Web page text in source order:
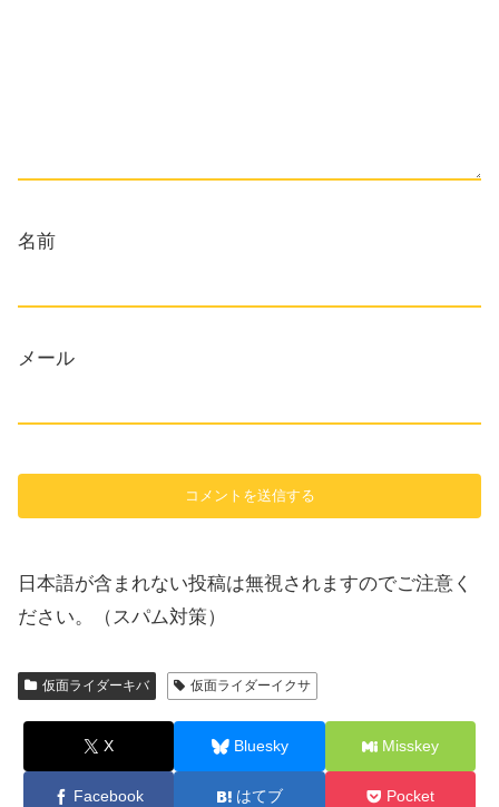
名前
メール
日本語が含まれない投稿は無視されますのでご注意く
ださい。（スパム対策）
仮面ライダーキバ 仮面ライダーイクサ
X Bluesky Misskey
Facebook はてブ Pocket